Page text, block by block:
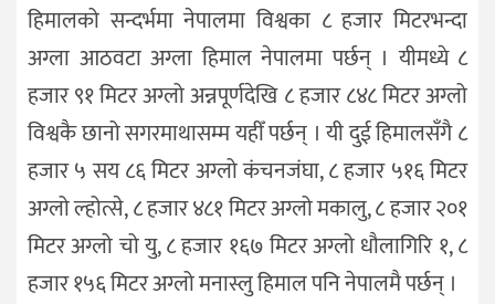
हिमालको सन्दर्भमा नेपालमा विश्वका ८ हजार मिटरभन्दा
अग्ला आठवटा अग्ला हिमाल नेपालमा पर्छन् । यीमध्ये ८
हजार ९१ मिटर अग्लो अन्नपूर्णदेखि ८ हजार ८४८ मिटर अग्लो
विश्वकै छानो सगरमाथासम्म यहीँ पर्छन् । यी दुई हिमालसँगै ८
हजार ५ सय ८६ मिटर अग्लो कंचनजंघा, ८ हजार ५१६ मिटर
अग्लो ल्होत्से, ८ हजार ४८१ मिटर अग्लो मकालु, ८ हजार २०१
मिटर अग्लो चो यु, ८ हजार १६७ मिटर अग्लो धौलागिरि १, ८
हजार १५६ मिटर अग्लो मनास्लु हिमाल पनि नेपालमै पर्छन् ।